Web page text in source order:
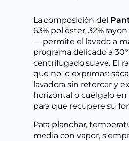
La composición del
63% poliéster, 32%
— permite el lavado a
programa delicado a
centrifugado suave. El
que no lo exprimas:
lavadora sin retorcer y
horizontal o cuélgalo en
para que recupere su
Para planchar,
media con vapor,